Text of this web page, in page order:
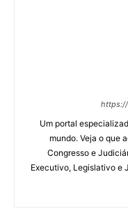
Um portal
mundo. Veja o que
Congresso e
Executivo, Legislativo e